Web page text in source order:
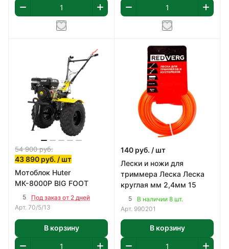
54 900руб.
43 890 руб. / шт
Мотоблок Huter
МК-8000P BIG FOOT
5
Под заказ от 2 дней
Арт. 70/5/13
В корзину
140 руб. / шт
Лески и ножи для
триммера Леска Леска
круглая мм 2,4мм 15
5
В наличии 8 шт.
Арт. 990201
В корзину